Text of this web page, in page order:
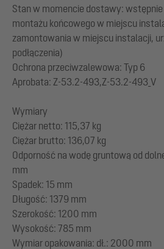
Stan w momencie dostawy:
montażu końcowego w miejscu
zamontowania w miejscu instalacji,
podłączenia)
Ochrona przeciwzalewowa: Typ 6
Aprobata: Z-53.2-493,Z-53.2-493_V
Wymiary
Ciężar netto: 115,37 kg
Ciężar brutto: 136,07 kg
Odporność na wodę gruntową od
mm
Spadek: 15 mm
Długość: 1379 mm
Szerokość: 1200 mm
Wysokość: 785 mm
Wymiar opakowania: dł.: 2000 mm